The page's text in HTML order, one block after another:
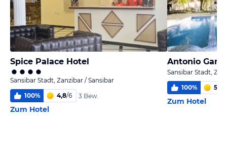
Spice Palace Hotel
Sansibar Stadt, Zanzibar / Sansibar
100% 4,8/6 3 Bew.
Zum Hotel
Antonio
Sansibar Stadt,
100% 5,3
Zum Hotel